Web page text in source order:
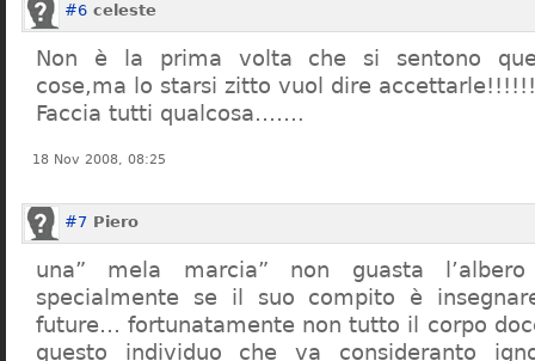
#6 celeste
Non è la prima volta che si sentono
cose,ma lo starsi zitto vuol dire accettarle!!!!!!
Faccia tutti qualcosa…….
18 Nov 2008, 08:25
#7 Piero
una” mela marcia” non guasta
specialmente se il suo compito è
future… fortunatamente non tutto il corpo
questo individuo che va consideranto